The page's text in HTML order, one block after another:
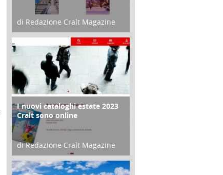
di Redazione Cralt Magazine
21 Novembre 2023
CONTRO COPERTINA
I nuovi cataloghi estate 2023
Cralt sono online
di Redazione Cralt Magazine
07 Marzo 2023